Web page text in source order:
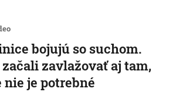
bojujú so suchom.
zavlažovať aj tam,
nie je potrebné